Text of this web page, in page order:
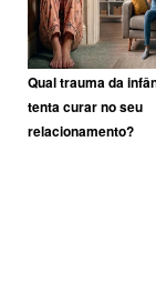
Qual trauma da
tenta curar no seu
relacionamento?